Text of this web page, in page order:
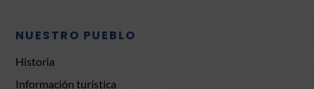
NUESTRO PUEBLO
Historia
Información turística